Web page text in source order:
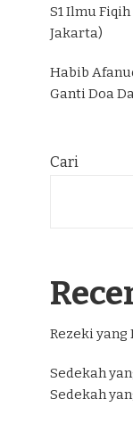
S1 Ilmu
Jakarta)
Habib
Ganti Doa
Cari
Rezeki yang
Sedekah
Sedekah